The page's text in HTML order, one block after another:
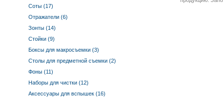
Соты (17)
Отражатели (6)
Зонты (14)
Стойки (9)
Боксы для макросъемки (3)
Столы для предметной съемки (2)
Фоны (11)
Наборы для чистки (12)
Аксессуары для вспышек (16)